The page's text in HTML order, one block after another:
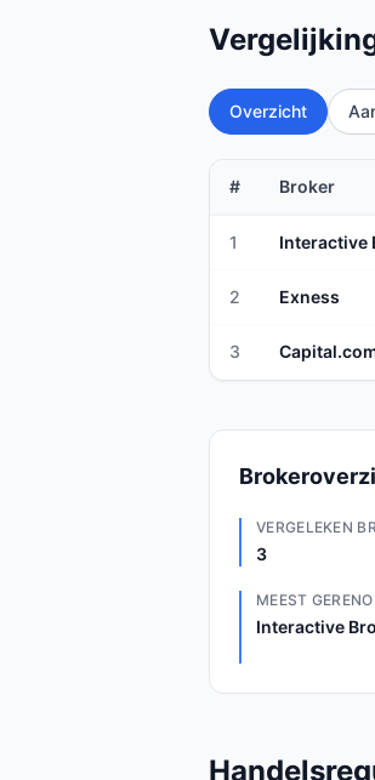
Overzicht
# Broker
1 Interactive
2 Exness
3
VERGELEKEN
3
MEEST
Interactive